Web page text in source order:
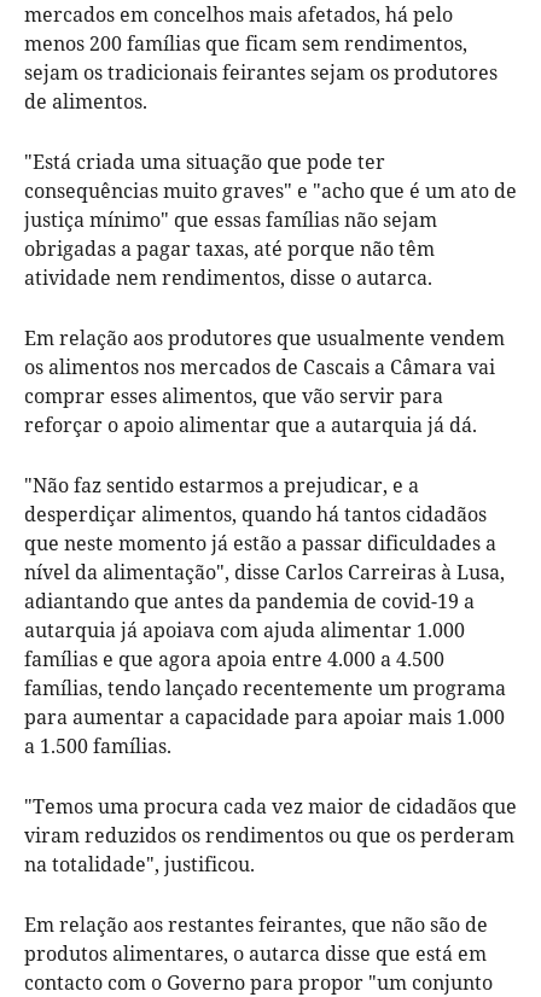
mercados em concelhos mais afetados, há pelo
menos 200 famílias que ficam sem rendimentos,
sejam os tradicionais feirantes sejam os produtores
de alimentos.
"Está criada uma situação que pode ter
consequências muito graves" e "acho que é um ato de
justiça mínimo" que essas famílias não sejam
obrigadas a pagar taxas, até porque não têm
atividade nem rendimentos, disse o autarca.
Em relação aos produtores que usualmente vendem
os alimentos nos mercados de Cascais a Câmara vai
comprar esses alimentos, que vão servir para
reforçar o apoio alimentar que a autarquia já dá.
"Não faz sentido estarmos a prejudicar, e a
desperdiçar alimentos, quando há tantos cidadãos
que neste momento já estão a passar dificuldades a
nível da alimentação", disse Carlos Carreiras à Lusa,
adiantando que antes da pandemia de covid-19 a
autarquia já apoiava com ajuda alimentar 1.000
famílias e que agora apoia entre 4.000 a 4.500
famílias, tendo lançado recentemente um programa
para aumentar a capacidade para apoiar mais 1.000
a 1.500 famílias.
"Temos uma procura cada vez maior de cidadãos que
viram reduzidos os rendimentos ou que os perderam
na totalidade", justificou.
Em relação aos restantes feirantes, que não são de
produtos alimentares, o autarca disse que está em
contacto com o Governo para propor "um conjunto